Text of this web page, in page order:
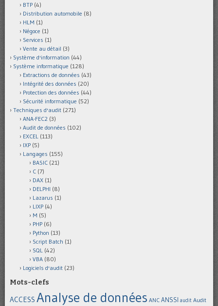
BTP (4)
Distribution automobile (8)
HLM (1)
Négoce (1)
Services (1)
Vente au détail (3)
Système d'information (44)
Système informatique (128)
Extractions de données (43)
Intégrité des données (20)
Protection des données (44)
Sécurité informatique (52)
Techniques d'audit (271)
ANA-FEC2 (3)
Audit de données (102)
EXCEL (113)
IXP (5)
Langages (155)
BASIC (21)
C (7)
DAX (1)
DELPHI (8)
Lazarus (1)
LIXP (4)
M (5)
PHP (6)
Python (13)
Script Batch (1)
SQL (42)
VBA (80)
Logiciels d'audit (23)
Mots-clefs
ACCESS Analyse de données ANC ANSSI audit Audit